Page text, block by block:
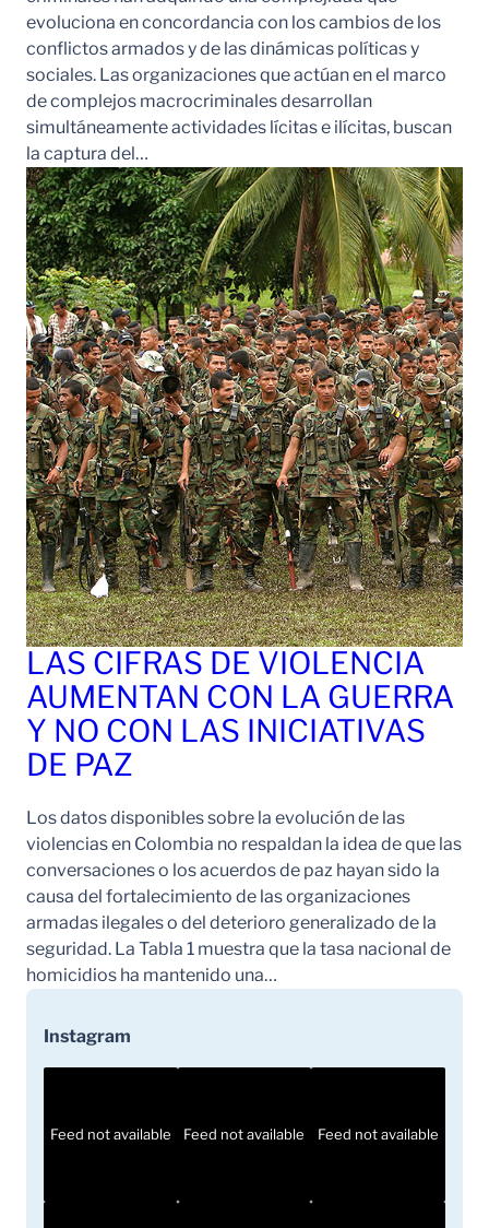
evoluciona en concordancia con los cambios de los
conflictos armados y de las dinámicas políticas y
sociales. Las organizaciones que actúan en el marco
de complejos macrocriminales desarrollan
simultáneamente actividades lícitas e ilícitas, buscan
la captura del…
LAS CIFRAS DE VIOLENCIA
AUMENTAN CON LA GUERRA
Y NO CON LAS INICIATIVAS
DE PAZ
Los datos disponibles sobre la evolución de las
violencias en Colombia no respaldan la idea de que las
conversaciones o los acuerdos de paz hayan sido la
causa del fortalecimiento de las organizaciones
armadas ilegales o del deterioro generalizado de la
seguridad. La Tabla 1 muestra que la tasa nacional de
homicidios ha mantenido una…
Instagram
Feed not available Feed not available Feed not available